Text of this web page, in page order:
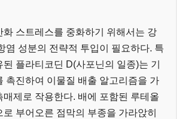
화 스트레스를 중화하기 위해서는 강
염 성분의 전략적 투입이 필요하다. 특
플라티코딘 D(사포닌의 일종)는 기
촉진하여 이물질 배출 알고리즘을 가
매제로 작용한다. 배에 포함된 루테올
로 부어오른 점막의 부종을 가라앉히